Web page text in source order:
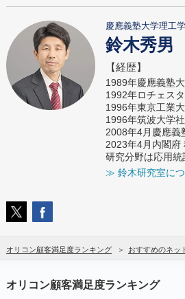
慶應義塾大学理工
鈴木秀男
【経歴】
1989年慶應義塾
1992年ロチェス
1996年東京工業
1996年筑波大学
2008年4月慶應義
2023年4月内閣府
研究分野は応用統
≫ 鈴木研究室に
オリコン顧客満足度ランキング おすすめのネッ
オリコン顧客満足度ランキング